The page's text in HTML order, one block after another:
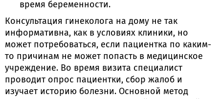
время беременности.
Консультация гинеколога на дому не так
информативна, как в условиях клиники, но
может потребоваться, если пациентка по каким-
то причинам не может попасть в медицинское
учреждение. Во время визита специалист
проводит опрос пациентки, сбор жалоб и
изучает историю болезни. Основной метод